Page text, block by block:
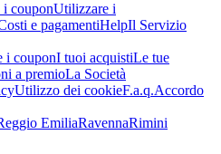
i couponUtilizzare i
e pagamentiHelpIl Servizio
i couponI tuoi acquistiLe tue
a premioLa Società
Utilizzo dei cookieF.a.q.Accordo
EmiliaRavennaRimini